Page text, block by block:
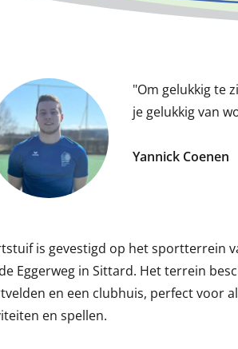
"Om gelukkig te
je gelukkig van
Yannick Coenen
is gevestigd op het sportterrein
Eggerweg in Sittard. Het terrein
en een clubhuis, perfect voor
en spellen.